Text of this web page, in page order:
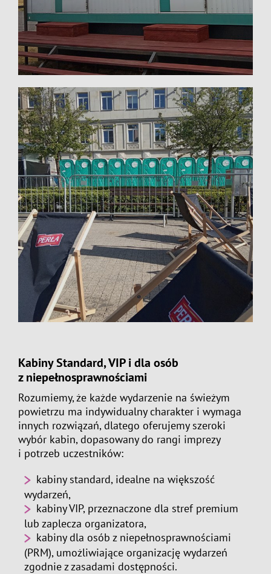
Kabiny Standard, VIP i dla osób
z niepełnosprawnościami
Rozumiemy, że każde wydarzenie na świeżym
powietrzu ma indywidualny charakter i wymaga
innych rozwiązań, dlatego oferujemy szeroki
wybór kabin, dopasowany do rangi imprezy
i potrzeb uczestników:
kabiny standard, idealne na większość
wydarzeń,
kabiny VIP, przeznaczone dla stref premium
lub zaplecza organizatora,
kabiny dla osób z niepełnosprawnościami
(PRM), umożliwiające organizację wydarzeń
zgodnie z zasadami dostępności.